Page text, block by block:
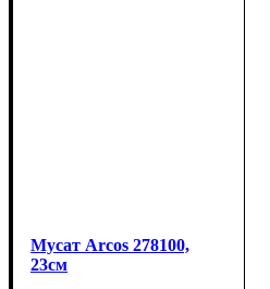
Мусат Arcos 278100,
23см